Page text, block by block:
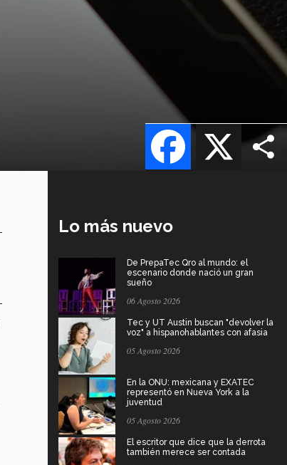
X
Facebook
Lo más nuevo
De PrepaTec Qro al mundo: el
escenario donde nació un gran
sueño
06 Agosto 2026
Tec y UT Austin buscan "devolver la
voz" a hispanohablantes con afasia
05 Agosto 2026
En la ONU: mexicana y EXATEC
representó en Nueva York a la
juventud
05 Agosto 2026
El escritor que dice que la derrota
también merece ser contada